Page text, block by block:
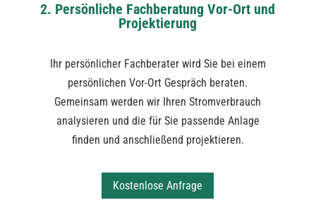
2. Persönliche Fachberatung Vor-Ort und
Projektierung
Ihr persönlicher Fachberater wird Sie bei einem
persönlichen Vor-Ort Gespräch beraten.
Gemeinsam werden wir Ihren Stromverbrauch
analysieren und die für Sie passende Anlage
finden und anschließend projektieren.
Kostenlose Anfrage